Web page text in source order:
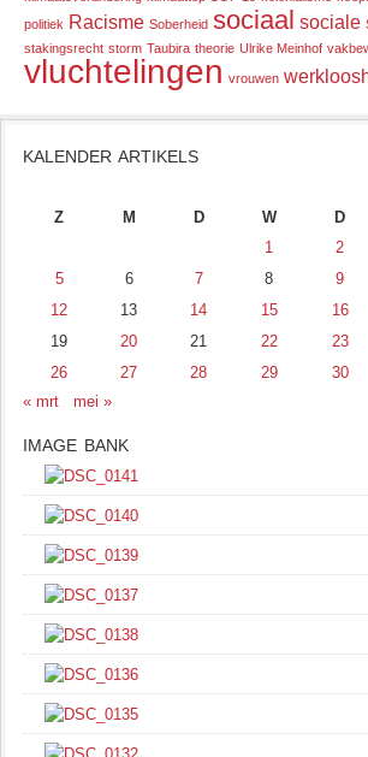
politiek Racisme Soberheid sociaal sociale
stakingsrecht storm Taubira theorie Ulrike Meinhof
vluchtelingen vrouwen
KALENDER ARTIKELS
Z M D W D
1
2
5
6 7 8 9
12
13 14 15 16
19
20 21 22 23
26
27 28 29
30
« mrt
mei »
IMAGE BANK